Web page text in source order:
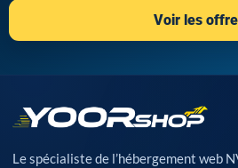
Voir les
Le spécialiste de l’hébergement web